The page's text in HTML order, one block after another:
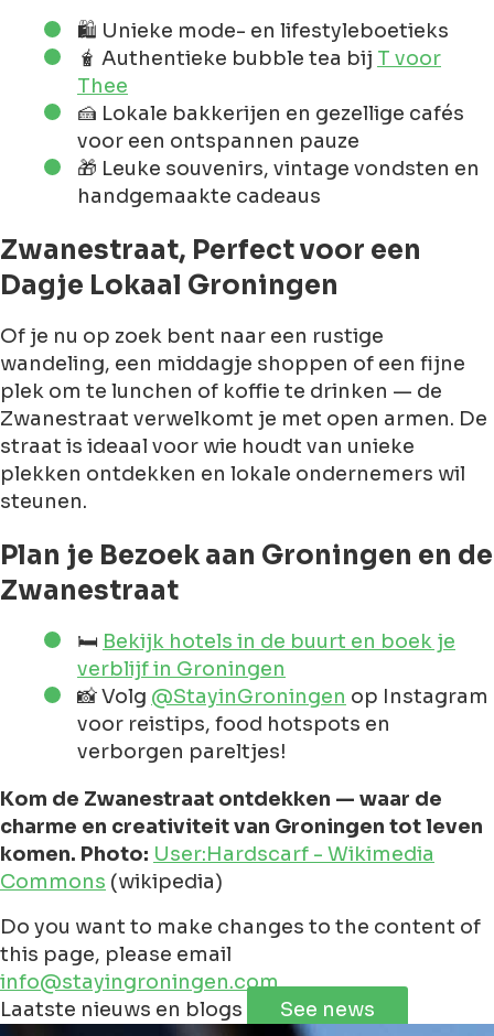
🛍️ Unieke mode- en lifestyleboetieks
🧋 Authentieke bubble tea bij T voor
Thee
🍰 Lokale bakkerijen en gezellige cafés
voor een ontspannen pauze
🎁 Leuke souvenirs, vintage vondsten en
handgemaakte cadeaus
Zwanestraat, Perfect voor een
Dagje Lokaal Groningen
Of je nu op zoek bent naar een rustige
wandeling, een middagje shoppen of een fijne
plek om te lunchen of koffie te drinken — de
Zwanestraat verwelkomt je met open armen. De
straat is ideaal voor wie houdt van unieke
plekken ontdekken en lokale ondernemers wil
steunen.
Plan je Bezoek aan Groningen en de
Zwanestraat
🛏️ Bekijk hotels in de buurt en boek je
verblijf in Groningen
📸 Volg @StayinGroningen op Instagram
voor reistips, food hotspots en
verborgen pareltjes!
Kom de Zwanestraat ontdekken — waar de
charme en creativiteit van Groningen tot leven
komen. Photo: User:Hardscarf - Wikimedia
Commons (wikipedia)
Do you want to make changes to the content of
this page, please email
info@stayingroningen.com
+
Leaflet | ©JawgMaps©OpenStreetMapcontributorss
Laatste nieuws en blogs See news